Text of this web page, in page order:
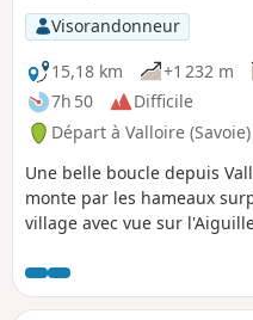
Visorandonneur
15,18 km
+1 232 m
7h 50
Difficile
Départ à Valloire (Savoie)
Une belle boucle depuis
monte par les hameaux
village avec vue sur
crête séparant les vallées de
de Valmeinier. Après un